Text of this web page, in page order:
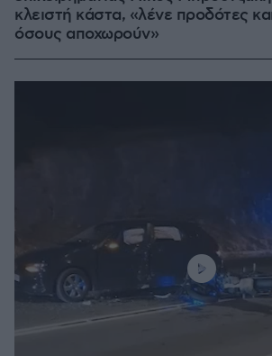
κλειστή κάστα, «λένε προδότες
όσους αποχωρούν»